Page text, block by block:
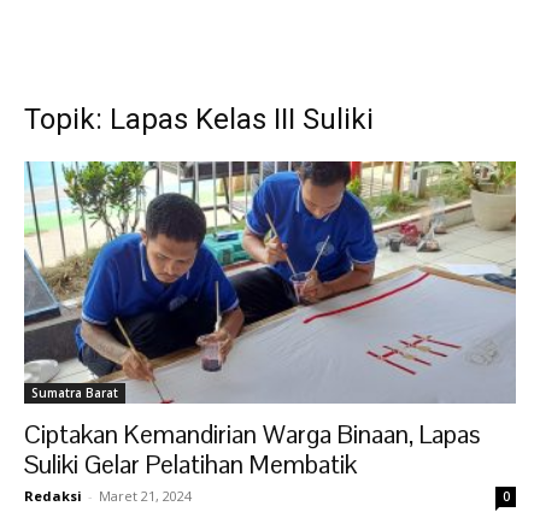
Topik: Lapas Kelas III Suliki
Sumatra Barat
Ciptakan Kemandirian Warga Binaan, Lapas
Suliki Gelar Pelatihan Membatik
Redaksi - Maret 21, 2024 0